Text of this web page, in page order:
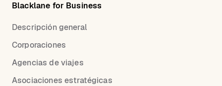
Blacklane for Business
Descripción general
Corporaciones
Agencias de viajes
Asociaciones estratégicas